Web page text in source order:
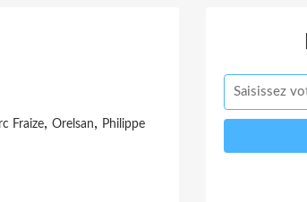
Fraize, Orelsan, Philippe